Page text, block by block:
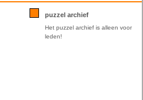
puzzel archief
Het puzzel archief is alleen voor
leden!